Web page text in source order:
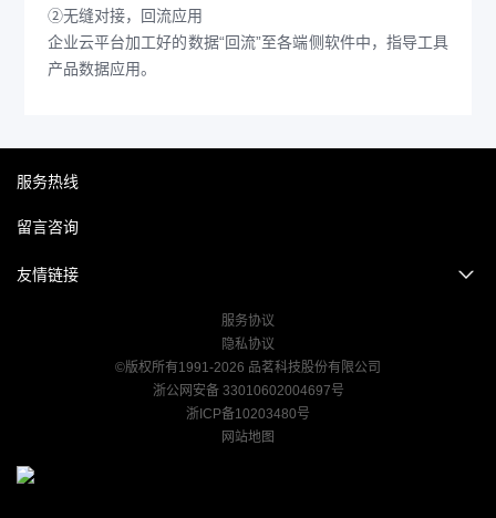
②无缝对接，回流应用
企业云平台加工好的数据“回流”至各端侧软件中，指导工具
产品数据应用。
服务热线
留言咨询
友情链接
服务协议
隐私协议
©版权所有1991-2026 品茗科技股份有限公司
浙公网安备 33010602004697号
浙ICP备10203480号
网站地图